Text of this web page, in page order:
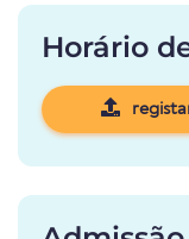
Horário